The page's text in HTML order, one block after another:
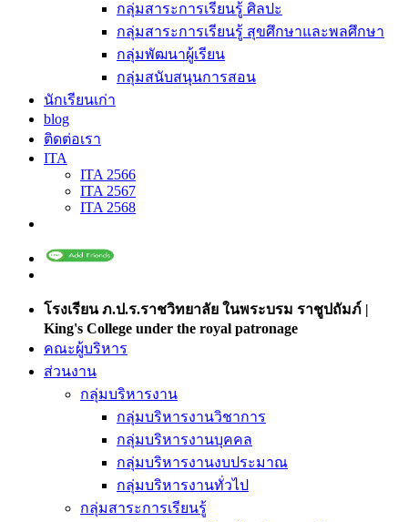
กลุ่มสาระการเรียนรู้ ศิลปะ
กลุ่มสาระการเรียนรู้ สุขศึกษาและพลศึกษา
กลุ่มพัฒนาผู้เรียน
กลุ่มสนับสนุนการสอน
นักเรียนเก่า
blog
ติดต่อเรา
ITA
ITA 2566
ITA 2567
ITA 2568
โรงเรียน ภ.ป.ร.ราชวิทยาลัย ในพระบรม ราชูปถัมภ์ |
King's College under the royal patronage
คณะผู้บริหาร
ส่วนงาน
กลุ่มบริหารงาน
กลุ่มบริหารงานวิชาการ
กลุ่มบริหารงานบุคคล
กลุ่มบริหารงานงบประมาณ
กลุ่มบริหารงานทั่วไป
กลุ่มสาระการเรียนรู้